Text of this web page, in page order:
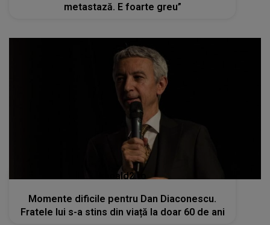
metastază. E foarte greu”
kanald2.ro
Momente dificile pentru Dan Diaconescu.
Fratele lui s-a stins din viață la doar 60 de ani